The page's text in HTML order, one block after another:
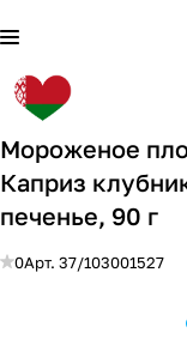
Мороженое
Каприз
печенье, 90 г
0Арт. 37/103001527